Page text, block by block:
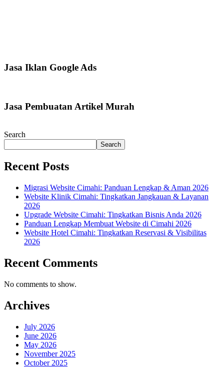
Jasa Iklan Google Ads
Jasa Pembuatan Artikel Murah
Search
Search
Recent Posts
Migrasi Website Cimahi: Panduan Lengkap & Aman 2026
Website Klinik Cimahi: Tingkatkan Jangkauan & Layanan
2026
Upgrade Website Cimahi: Tingkatkan Bisnis Anda 2026
Panduan Lengkap Membuat Website di Cimahi 2026
Website Hotel Cimahi: Tingkatkan Reservasi & Visibilitas
2026
Recent Comments
No comments to show.
Archives
July 2026
June 2026
May 2026
November 2025
October 2025